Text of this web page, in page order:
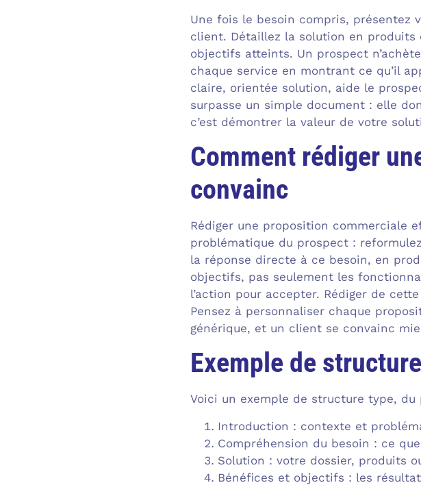
Une fois le besoin compris, présentez
client. Détaillez la solution en
objectifs atteints. Un prospect
chaque service en montrant ce qu’il
claire, orientée solution, aide le
surpasse un simple document : elle
c’est démontrer la valeur de votre
Comment rédiger
convainc
Rédiger une proposition commerciale
problématique du prospect :
la réponse directe à ce besoin, en
objectifs, pas seulement les
l’action pour accepter. Rédiger de
Pensez à personnaliser chaque
générique, et un client se convainc
Exemple de
Voici un exemple de structure type,
Introduction : contexte et
Compréhension du besoin : ce
Solution : votre dossier, produits
Bénéfices et objectifs : les